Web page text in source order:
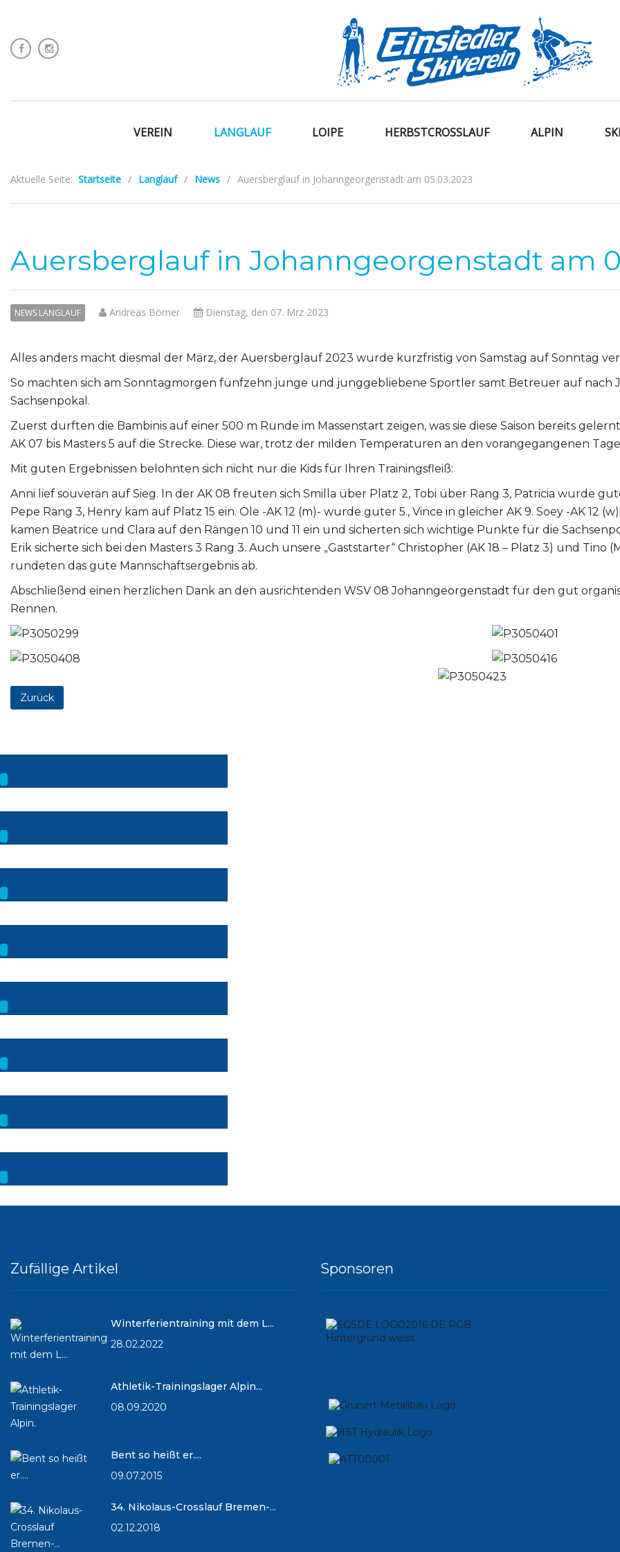
VEREIN LANGLAUF LOIPE HERBSTCROSSLAUF ALPIN
Aktuelle Seite: Startseite / Langlauf / News / Auersberglauf in Johanngeorgenstadt am 05.03.2023
Auersberglauf in Johanngeorgenstadt am
NEWS LANGLAUF Dienstag, den 07. Mrz 2023
Andreas Börner
Alles anders macht diesmal der März, der Auersberglauf 2023 wurde kurzfristig von Samstag auf Sonntag
So machten sich am Sonntagmorgen fünfzehn junge und junggebliebene Sportler samt Betreuer auf nach
Sachsenpokal.
Zuerst durften die Bambinis auf einer 500 m Runde im Massenstart zeigen, was sie diese Saison bereits
AK 07 bis Masters 5 auf die Strecke. Diese war, trotz der milden Temperaturen an den vorangegangenen
Mit guten Ergebnissen belohnten sich nicht nur die Kids für Ihren Trainingsfleiß:
Anni lief souverän auf Sieg. In der AK 08 freuten sich Smilla über Platz 2, Tobi über Rang 3, Patricia wurde
Pepe Rang 3, Henry kam auf Platz 15 ein. Ole -AK 12 (m)- wurde guter 5., Vince in gleicher AK 9. Soey -AK 12
kamen Beatrice und Clara auf den Rängen 10 und 11 ein und sicherten sich wichtige Punkte für die
Erik sicherte sich bei den Masters 3 Rang 3. Auch unsere „Gaststarter“ Christopher (AK 18 – Platz 3) und Tino
rundeten das gute Mannschaftsergebnis ab.
Abschließend einen herzlichen Dank an den ausrichtenden WSV 08 Johanngeorgenstadt für den gut
Rennen.
Zurück
Zufällige Artikel
Winterferientraining mit dem L...
28.02.2022
Athletik-Trainingslager Alpin...
08.09.2020
Bent so heißt er....
09.07.2015
34. Nikolaus-Crosslauf Bremen-...
02.12.2018
Sponsoren